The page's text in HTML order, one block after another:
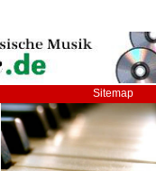
Sitemap